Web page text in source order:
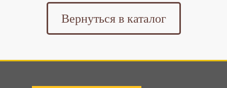
Вернуться в каталог